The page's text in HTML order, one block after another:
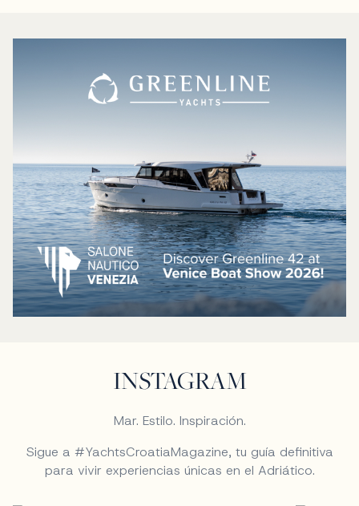
INSTAGRAM
Mar. Estilo. Inspiración.
Sigue a #YachtsCroatiaMagazine, tu guía definitiva
para vivir experiencias únicas en el Adriático.